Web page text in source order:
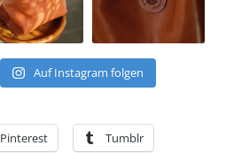
Auf Instagram folgen
Pinterest Tumblr